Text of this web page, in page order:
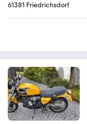
61381 Friedrichsdorf